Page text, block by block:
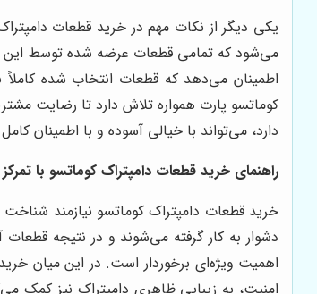
یکی دیگر از نکات مهم در خرید قطعات
می‌شود که تمامی قطعات عرضه شده توسط این
اطمینان می‌دهد که قطعات انتخاب شده کاملاً
کوماتسو پارت همواره تلاش دارد تا رضایت
دارد، می‌تواند با خیالی آسوده و با اطمینان
راهنمای خرید قطعات دامپتراک کوماتسو با
خرید قطعات دامپتراک کوماتسو نیازمند
دشوار به کار گرفته می‌شوند و در نتیجه
اهمیت ویژه‌ای برخوردار است. در این میان خرید
امنیت، به زیبایی ظاهری دامپتراک نیز کمک